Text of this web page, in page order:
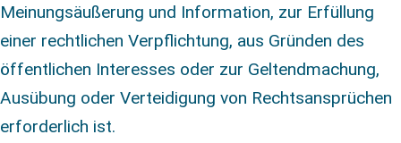
Meinungsäußerung und Information, zur Erfüllung
einer rechtlichen Verpflichtung, aus Gründen des
öffentlichen Interesses oder zur Geltendmachung,
Ausübung oder Verteidigung von Rechtsansprüchen
erforderlich ist.